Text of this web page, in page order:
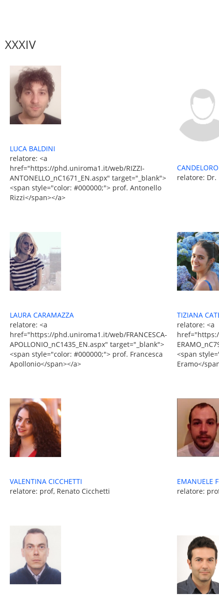
XXXIV
LUCA BALDINI
relatore: <a
href="https://phd.uniroma1.it/web/RIZZI-
ANTONELLO_nC1671_EN.aspx" target="_blank">
<span style="color: #000000;"> prof. Antonello
Rizzi</span></a>
relatore: Dr.
LAURA CARAMAZZA
relatore: <a
href="https://phd.uniroma1.it/web/FRANCESCA-
APOLLONIO_nC1435_EN.aspx" target="_blank">
<span style="color: #000000;"> prof. Francesca
Apollonio</span></a>
TIZIANA
relatore: <a
<span
Eramo</
VALENTINA CICCHETTI
relatore: prof, Renato Cicchetti
EMANUELE
relatore: